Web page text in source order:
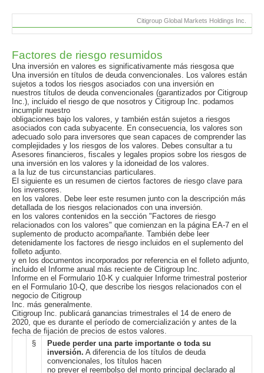
Citigroup Global Markets Holdings Inc.
Factores de riesgo resumidos
Una inversión en valores es significativamente más riesgosa que
Una inversión en títulos de deuda convencionales. Los valores están
sujetos a todos los riesgos asociados con una inversión en
nuestros títulos de deuda convencionales (garantizados por Citigroup
Inc.), incluido el riesgo de que nosotros y Citigroup Inc. podamos
incumplir nuestro
obligaciones bajo los valores, y también están sujetos a riesgos
asociados con cada subyacente. En consecuencia, los valores son
adecuado solo para inversores que sean capaces de comprender las
complejidades y los riesgos de los valores. Debes consultar a tu
Asesores financieros, fiscales y legales propios sobre los riesgos de
una inversión en los valores y la idoneidad de los valores.
a la luz de tus circunstancias particulares.
El siguiente es un resumen de ciertos factores de riesgo clave para
los inversores.
en los valores. Debe leer este resumen junto con la descripción más
detallada de los riesgos relacionados con una inversión.
en los valores contenidos en la sección "Factores de riesgo
relacionados con los valores" que comienzan en la página EA-7 en el
suplemento de producto acompañante. También debe leer
detenidamente los factores de riesgo incluidos en el suplemento del
folleto adjunto.
y en los documentos incorporados por referencia en el folleto adjunto,
incluido el Informe anual más reciente de Citigroup Inc.
Informe en el Formulario 10-K y cualquier Informe trimestral posterior
en el Formulario 10-Q, que describe los riesgos relacionados con el
negocio de Citigroup
Inc. más generalmente.
Citigroup Inc. publicará ganancias trimestrales el 14 de enero de
2020, que es durante el período de comercialización y antes de la
fecha de fijación de precios de estos valores.
§
Puede perder una parte importante o toda su
inversión. A diferencia de los títulos de deuda
convencionales, los títulos hacen
no prever el reembolso del monto principal declarado al